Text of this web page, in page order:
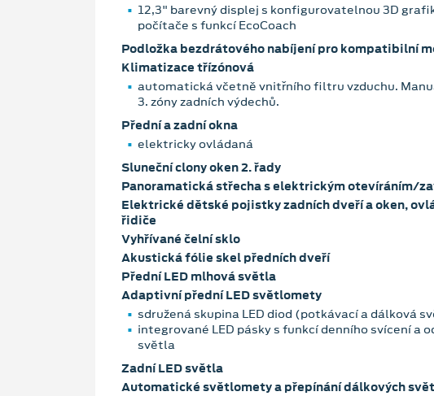
12,3" barevný displej s konfigurovatelnou 3D
počítače s funkcí EcoCoach
Podložka bezdrátového nabíjení pro kompatibilní
Klimatizace třízónová
automatická včetně vnitřního filtru vzduchu.
3. zóny zadních výdechů.
Přední a zadní okna
elektricky ovládaná
Sluneční clony oken 2. řady
Panoramatická střecha s elektrickým otevíráním/
Elektrické dětské pojistky zadních dveří a oken,
řidiče
Vyhřívané čelní sklo
Akustická fólie skel předních dveří
Přední LED mlhová světla
Adaptivní přední LED světlomety
sdružená skupina LED diod (potkávací a dálková
integrované LED pásky s funkcí denního svícení a
světla
Zadní LED světla
Automatické světlomety a přepínání dálkových